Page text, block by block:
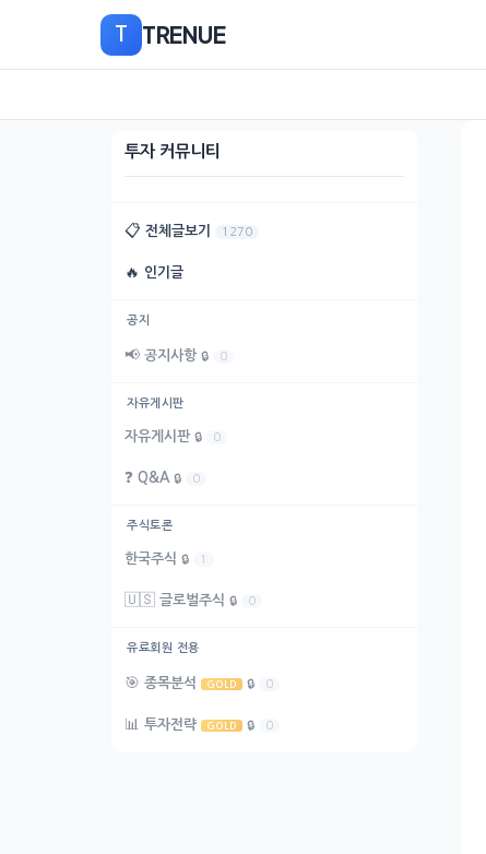
으
이
T TRENUE
투자 커뮤니티
📋 전체글보기 1270
🔥 인기글
공지
📢 공지사항 🔒 0
자유게시판
자유게시판 🔒 0
❓ Q&A 🔒 0
주식토론
한국주식 🔒 1
🇺🇸 글로벌주식 🔒 0
유료회원 전용
🎯 종목분석 GOLD 🔒 0
📊 투자전략 GOLD 🔒 0